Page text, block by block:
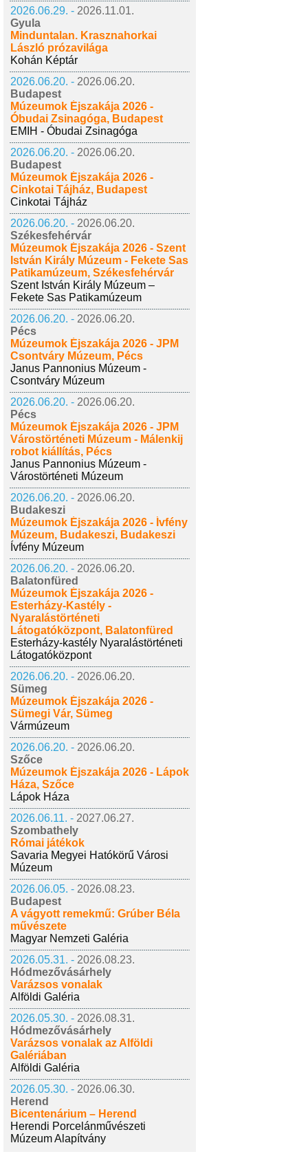
2026.06.29. - 2026.11.01.
Gyula
Minduntalan. Krasznahorkai
László prózavilága
Kohán Képtár
2026.06.20. - 2026.06.20.
Budapest
Múzeumok Éjszakája 2026 -
Óbudai Zsinagóga, Budapest
EMIH - Óbudai Zsinagóga
2026.06.20. - 2026.06.20.
Budapest
Múzeumok Éjszakája 2026 -
Cinkotai Tájház, Budapest
Cinkotai Tájház
2026.06.20. - 2026.06.20.
Székesfehérvár
Múzeumok Éjszakája 2026 - Szent
István Király Múzeum - Fekete Sas
Patikamúzeum, Székesfehérvár
Szent István Király Múzeum –
Fekete Sas Patikamúzeum
2026.06.20. - 2026.06.20.
Pécs
Múzeumok Éjszakája 2026 - JPM
Csontváry Múzeum, Pécs
Janus Pannonius Múzeum -
Csontváry Múzeum
2026.06.20. - 2026.06.20.
Pécs
Múzeumok Éjszakája 2026 - JPM
Várostörténeti Múzeum - Málenkij
robot kiállítás, Pécs
Janus Pannonius Múzeum -
Várostörténeti Múzeum
2026.06.20. - 2026.06.20.
Budakeszi
Múzeumok Éjszakája 2026 - Ívfény
Múzeum, Budakeszi, Budakeszi
Ívfény Múzeum
2026.06.20. - 2026.06.20.
Balatonfüred
Múzeumok Éjszakája 2026 -
Esterházy-Kastély -
Nyaralástörténeti
Látogatóközpont, Balatonfüred
Esterházy-kastély Nyaralástörténeti
Látogatóközpont
2026.06.20. - 2026.06.20.
Sümeg
Múzeumok Éjszakája 2026 -
Sümegi Vár, Sümeg
Vármúzeum
2026.06.20. - 2026.06.20.
Szőce
Múzeumok Éjszakája 2026 - Lápok
Háza, Szőce
Lápok Háza
2026.06.11. - 2027.06.27.
Szombathely
Római játékok
Savaria Megyei Hatókörű Városi
Múzeum
2026.06.05. - 2026.08.23.
Budapest
A vágyott remekmű: Grúber Béla
művészete
Magyar Nemzeti Galéria
2026.05.31. - 2026.08.23.
Hódmezővásárhely
Varázsos vonalak
Alföldi Galéria
2026.05.30. - 2026.08.31.
Hódmezővásárhely
Varázsos vonalak az Alföldi
Galériában
Alföldi Galéria
2026.05.30. - 2026.06.30.
Herend
Bicentenárium – Herend
Herendi Porcelánművészeti
Múzeum Alapítvány